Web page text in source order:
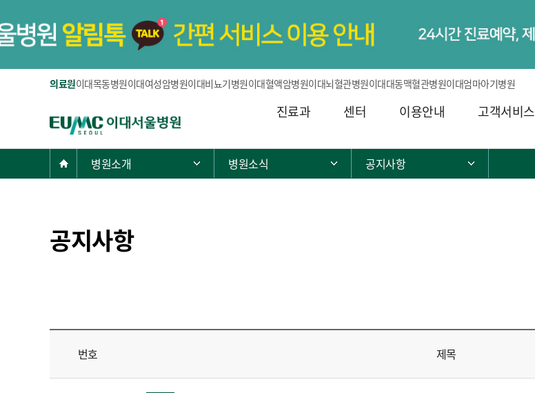
의료원이대목동병원이대여성암병원이대비뇨기병원이대혈액암병원이대뇌혈관병원이대대동맥혈관병원이대엄마아기병원
진료과 센터 이용안내 고객서비스
재
Home
병원소개 주 메뉴 목록 열기
병원소식 서브 메뉴 목록 열기
공지사항
공지사항
번호 제목